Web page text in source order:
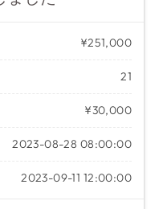
¥251,000
21
¥30,000
2023-08-28 08:00:00
2023-09-11 12:00:00